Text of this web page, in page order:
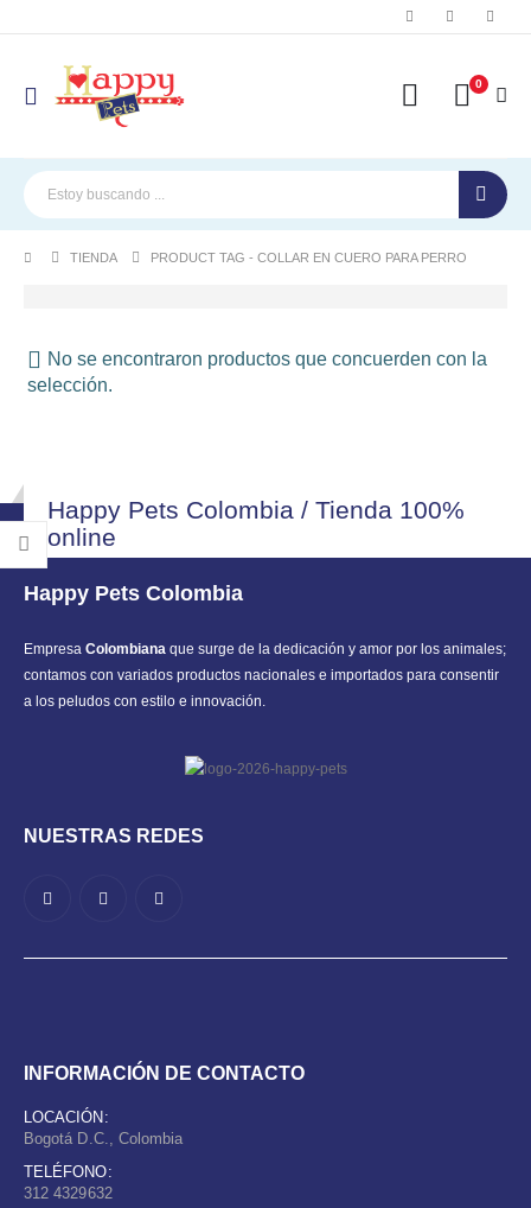
0
TIENDA PRODUCT TAG -COLLAR EN CUERO PARA PERRO
No se encontraron productos que concuerden con la
selección.
Happy Pets Colombia / Tienda 100%
online
Happy Pets Colombia
Empresa Colombiana que surge de la dedicación y amor por los animales;
contamos con variados productos nacionales e importados para consentir
a los peludos con estilo e innovación.
NUESTRAS REDES
INFORMACIÓN DE CONTACTO
LOCACIÓN:
Bogotá D.C., Colombia
TELÉFONO:
312 4329632